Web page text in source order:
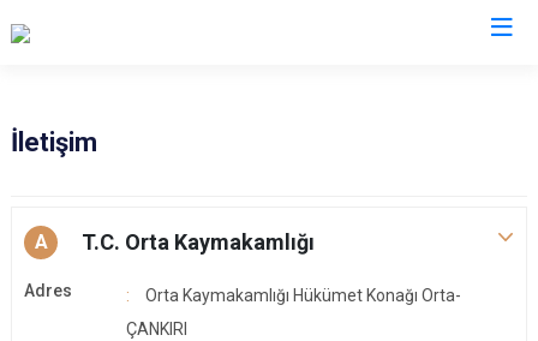
Bayramören
Çerkeş
Eldivan
Şabanözü
İletişim
A T.C. Orta Kaymakamlığı
Adres
Orta Kaymakamlığı Hükümet Konağı Orta-
ÇANKIRI